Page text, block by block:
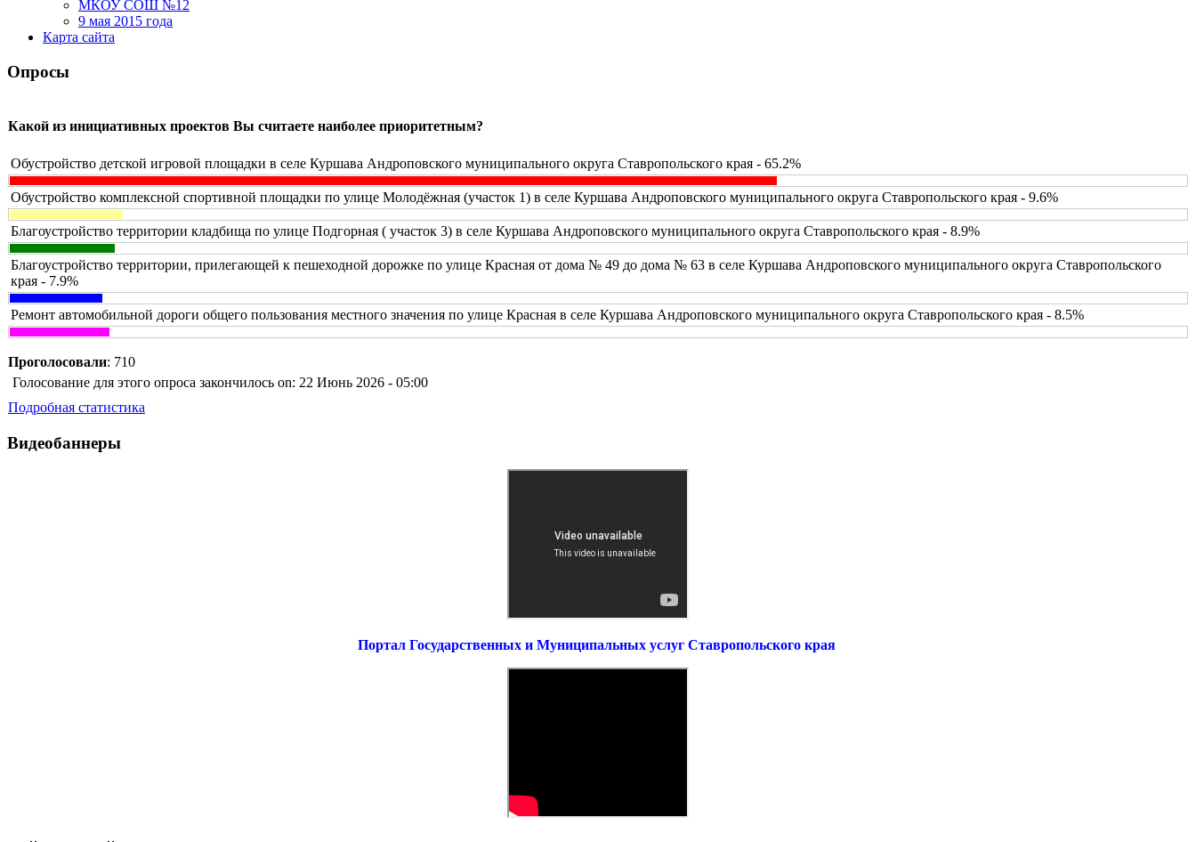
МКОУ СОШ №12
9 мая 2015 года
Карта сайта
Опросы
Какой из инициативных проектов Вы считаете наиболее приоритетным?
Обустройство детской игровой площадки в селе Куршава Андроповского муниципального округа Ставропольского края - 65.2%
Обустройство комплексной спортивной площадки по улице Молодёжная (участок 1) в селе Куршава Андроповского муниципального округа Ставропольского края - 9.6%
Благоустройство территории кладбища по улице Подгорная ( участок 3) в селе Куршава Андроповского муниципального округа Ставропольского края - 8.9%
Благоустройство территории, прилегающей к пешеходной дорожке по улице Красная от дома № 49 до дома № 63 в селе Куршава Андроповского муниципального округа Ставропольского
края - 7.9%
Ремонт автомобильной дороги общего пользования местного значения по улице Красная в селе Куршава Андроповского муниципального округа Ставропольского края - 8.5%
Проголосовали: 710
Голосование для этого опроса закончилось on: 22 Июнь 2026 - 05:00
Подробная статистика
Видеобаннеры
Портал Государственных и Муниципальных услуг Ставропольского края